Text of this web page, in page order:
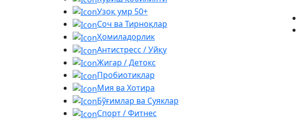
Узоқ умр 50+
Соч ва Тирноқлар
Ҳомиладорлик
Антистресс / Уйқу
Жигар / Детокс
Пробиотиклар
Мия ва Хотира
Бўғимлар ва Суяклар
Спорт / Фитнес